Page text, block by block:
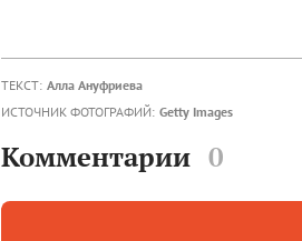
ТЕКСТ: Алла Ануфриева
ИСТОЧНИК ФОТОГРАФИЙ: Getty Images
Комментарии 0